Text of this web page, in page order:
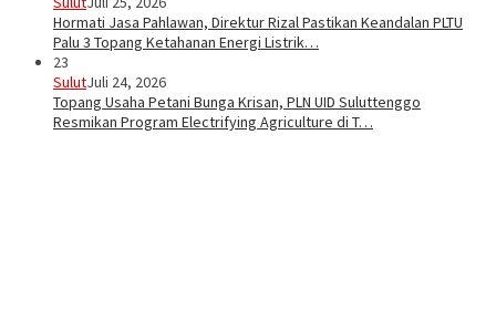
Hormati Jasa Pahlawan, Direktur Rizal Pastikan Keandalan PLTU
Palu 3 Topang Ketahanan Energi Listrik…
23
SulutJuli 24, 2026
Topang Usaha Petani Bunga Krisan, PLN UID Suluttenggo
Resmikan Program Electrifying Agriculture di T…